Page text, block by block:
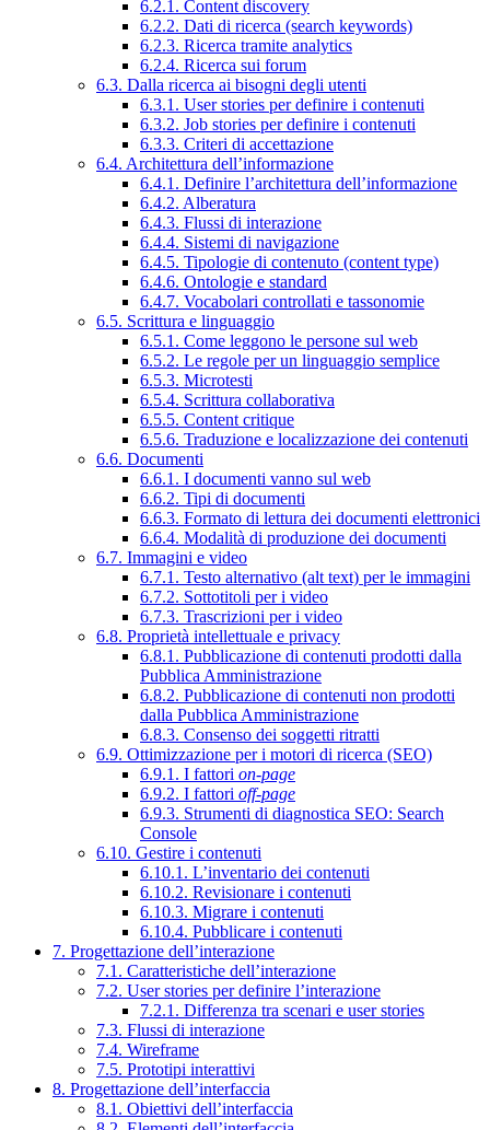
6.2.1. Content discovery
6.2.2. Dati di ricerca (search keywords)
6.2.3. Ricerca tramite analytics
6.2.4. Ricerca sui forum
6.3. Dalla ricerca ai bisogni degli utenti
6.3.1. User stories per definire i contenuti
6.3.2. Job stories per definire i contenuti
6.3.3. Criteri di accettazione
6.4. Architettura dell’informazione
6.4.1. Definire l’architettura dell’informazione
6.4.2. Alberatura
6.4.3. Flussi di interazione
6.4.4. Sistemi di navigazione
6.4.5. Tipologie di contenuto (content type)
6.4.6. Ontologie e standard
6.4.7. Vocabolari controllati e tassonomie
6.5. Scrittura e linguaggio
6.5.1. Come leggono le persone sul web
6.5.2. Le regole per un linguaggio semplice
6.5.3. Microtesti
6.5.4. Scrittura collaborativa
6.5.5. Content critique
6.5.6. Traduzione e localizzazione dei contenuti
6.6. Documenti
6.6.1. I documenti vanno sul web
6.6.2. Tipi di documenti
6.6.3. Formato di lettura dei documenti elettronici
6.6.4. Modalità di produzione dei documenti
6.7. Immagini e video
6.7.1. Testo alternativo (alt text) per le immagini
6.7.2. Sottotitoli per i video
6.7.3. Trascrizioni per i video
6.8. Proprietà intellettuale e privacy
6.8.1. Pubblicazione di contenuti prodotti dalla
Pubblica Amministrazione
6.8.2. Pubblicazione di contenuti non prodotti
dalla Pubblica Amministrazione
6.8.3. Consenso dei soggetti ritratti
6.9. Ottimizzazione per i motori di ricerca (SEO)
6.9.1. I fattori on-page
6.9.2. I fattori off-page
6.9.3. Strumenti di diagnostica SEO: Search
Console
6.10. Gestire i contenuti
6.10.1. L’inventario dei contenuti
6.10.2. Revisionare i contenuti
6.10.3. Migrare i contenuti
6.10.4. Pubblicare i contenuti
7. Progettazione dell’interazione
7.1. Caratteristiche dell’interazione
7.2. User stories per definire l’interazione
7.2.1. Differenza tra scenari e user stories
7.3. Flussi di interazione
7.4. Wireframe
7.5. Prototipi interattivi
8. Progettazione dell’interfaccia
8.1. Obiettivi dell’interfaccia